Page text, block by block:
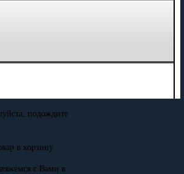
подождите
в корзину
с Вами в